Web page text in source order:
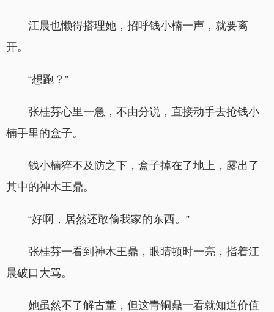
江晨也懒得搭理她，招呼钱小楠一声，就要离
开。
“想跑？”
张桂芬心里一急，不由分说，直接动手去抢钱小
楠手里的盒子。
钱小楠猝不及防之下，盒子掉在了地上，露出了
其中的神木王鼎。
“好啊，居然还敢偷我家的东西。”
张桂芬一看到神木王鼎，眼睛顿时一亮，指着江
晨破口大骂。
她虽然不了解古董，但这青铜鼎一看就知道价值